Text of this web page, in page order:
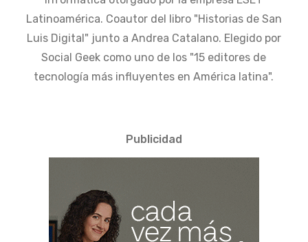
Latinoamérica. Coautor del libro "Historias de San
Luis Digital" junto a Andrea Catalano. Elegido por
Social Geek como uno de los "15 editores de
tecnología más influyentes en América latina".
Publicidad